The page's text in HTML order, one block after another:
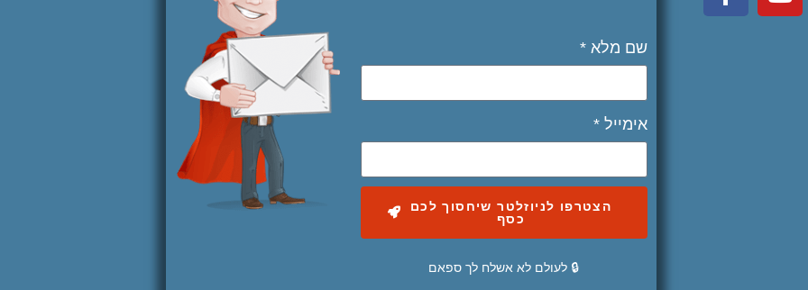
שם מלא *
אימייל *
הצטרפו לניוזלטר שיחסוך לכם
כסף
🔒 לעולם לא אשלח לך ספאם